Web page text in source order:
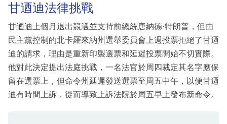
甘迺迪法律挑戰
甘迺迪上個月退出競選並支持前總統唐納德·特朗普，但由
民主黨控制的北卡羅來納州選舉委員會上週投票拒絕了甘迺
迪的請求，理由是重新印製選票和延遲投票開始不切實際。
他對此決定提出法庭挑戰，一名法官於周四裁定其名字應保
留在選票上，但命令州延遲發送選票至周五中午，以便甘迺
迪有時間上訴，從而導致上訴法院於周五早上發布新命令。